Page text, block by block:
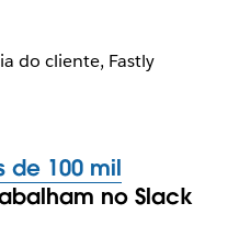
do cliente, Fastly
de 100 mil
no Slack